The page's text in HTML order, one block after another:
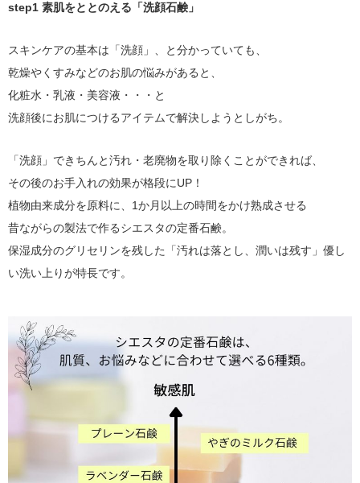
step1 素肌をととのえる「洗顔石鹸」
スキンケアの基本は「洗顔」、と分かっていても、
乾燥やくすみなどのお肌の悩みがあると、
化粧水・乳液・美容液・・・と
洗顔後にお肌につけるアイテムで解決しようとしがち。
「洗顔」できちんと汚れ・老廃物を取り除くことができれば、
その後のお手入れの効果が格段にUP！
植物由来成分を原料に、1か月以上の時間をかけ熟成させる
昔ながらの製法で作るシエスタの定番石鹸。
保湿成分のグリセリンを残した「汚れは落とし、潤いは残す」優し
い洗い上りが特長です。